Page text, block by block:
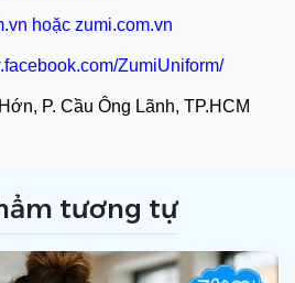
hoặc zumi.com.vn
ZumiUniform/
P. Cầu Ông Lãnh, TP.HCM
tương tự